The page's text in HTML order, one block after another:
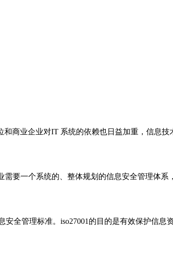
商业企业对IT 系统的依赖也日益加重，信息
要一个系统的、整体规划的信息安全管理体系
全管理标准。iso27001的目的是有效保护信